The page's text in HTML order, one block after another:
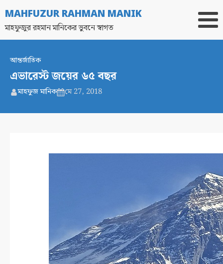
MAHFUZUR RAHMAN MANIK
মাহফুজুর রহমান মানিকের ভুবনে স্বাগত
আন্তর্জাতিক
এভারেস্ট জয়ের ৬৫ বছর
মাহফুজ মানিক মে 27, 2018